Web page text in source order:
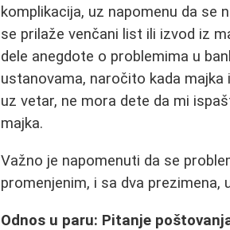
komplikacija, uz napomenu da se
se prilaže venčani list ili izvod iz
dele anegdote o problemima u
ustanovama, naročito kada
uz vetar, ne mora dete da mi
majka.
Važno je napomenuti da se
promenjenim, i sa dva
Odnos u paru: Pitanje